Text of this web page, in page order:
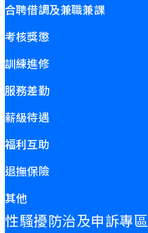
合聘借調及兼職兼課
考核獎懲
訓練進修
服務差勤
薪級待遇
福利互助
退撫保險
其他
性騷擾防治及申訴專區